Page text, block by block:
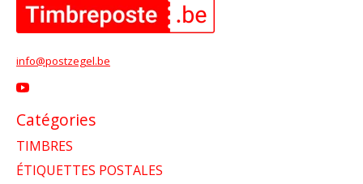
info@postzegel.be
Catégories
TIMBRES
ÉTIQUETTES POSTALES